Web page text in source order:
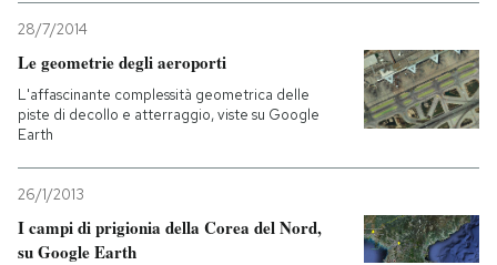
28/7/2014
Le geometrie degli aeroporti
L'affascinante complessità geometrica delle
piste di decollo e atterraggio, viste su Google
Earth
26/1/2013
I campi di prigionia della Corea del Nord,
su Google Earth